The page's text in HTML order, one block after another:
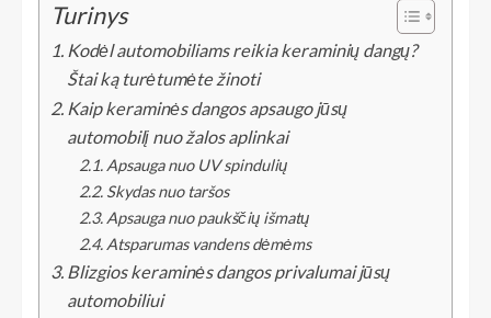
Turinys
Kodėl automobiliams reikia keraminių dangų?
Štai ką turėtumėte žinoti
Kaip keraminės dangos apsaugo jūsų
automobilį nuo žalos aplinkai
Apsauga nuo UV spindulių
Skydas nuo taršos
Apsauga nuo paukščių išmatų
Atsparumas vandens dėmėms
Blizgios keraminės dangos privalumai jūsų
automobiliui